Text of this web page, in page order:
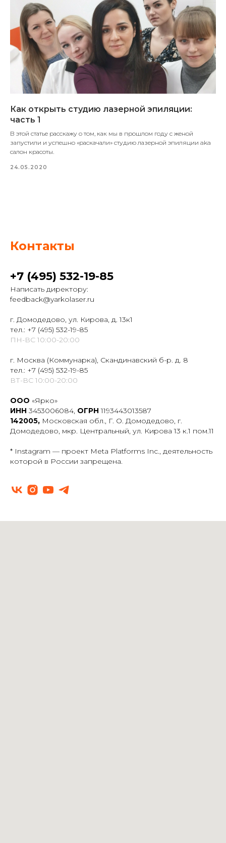
Как открыть студию лазерной эпиляции:
часть 1
В этой статье расскажу о том, как мы в прошлом году с женой
запустили и успешно «раскачали» студию лазерной эпиляции aka
салон красоты.
24.05.2020
Контакты
+7 (495) 532-19-85
Написать директору:
feedback@yarkolaser.ru
г. Домодедово, ул. Кирова, д. 13к1
тел.: +7 (495) 532-19-85
ПН-ВС 10:00-20:00
г. Москва (Коммунарка), Скандинавский б-р. д. 8
тел.: +7 (495) 532-19-85
ВТ-ВС 10:00-20:00
ООО «Ярко»
ИНН 3453006084, ОГРН 1193443013587
142005, Московская обл., Г. О. Домодедово, г.
Домодедово, мкр. Центральный, ул. Кирова 13 к.1 пом.11
* Instagram — проект Meta Platforms Inc., деятельность
которой в России запрещена.